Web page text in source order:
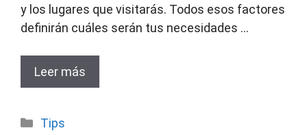
y los lugares que visitarás. Todos esos factores
definirán cuáles serán tus necesidades …
Leer más
Categorías
Tips